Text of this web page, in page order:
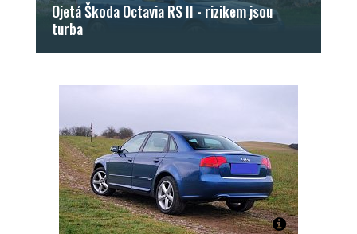
Ojetá Škoda Octavia RS II - rizikem jsou
turba